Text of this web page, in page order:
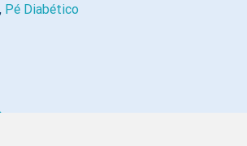
, Pé Diabético